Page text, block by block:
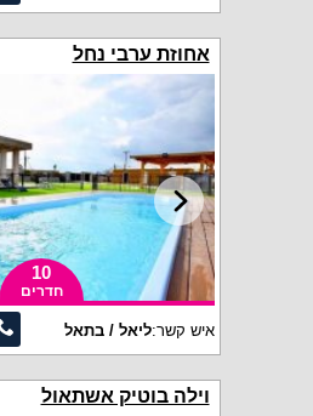
אחוזת ערבי נחל
10
חדרים
איש קשר:ליאל / בתאל
וילה בוטיק אשתאול